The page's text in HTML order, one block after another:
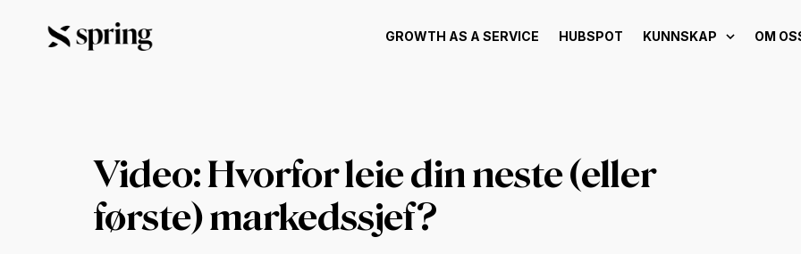
GROWTH AS A SERVICE HUBSPOT KUNNSKAP OM
Video: Hvorfor leie din neste (eller
første) markedssjef?